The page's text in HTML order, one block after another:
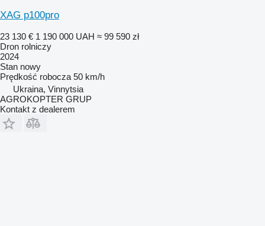
XAG p100pro
23 130 € 1 190 000 UAH ≈ 99 590 zł
Dron rolniczy
2024
Stan nowy
Prędkość robocza 50 km/h
Ukraina, Vinnytsia
AGROKOPTER GRUP
Kontakt z dealerem